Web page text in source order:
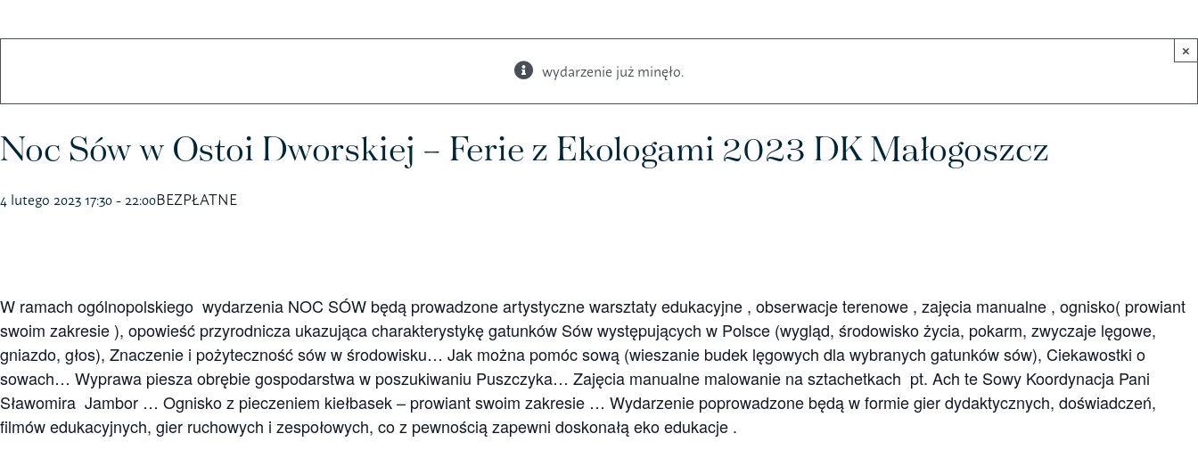
Koszulki Kubki Książki Budki i karmniki
×
wydarzenie już minęło.
Noc Sów w Ostoi Dworskiej – Ferie z Ekologami 2023 DK Małogoszcz
4 lutego 2023 17:30 - 22:00BEZPŁATNE
W ramach ogólnopolskiego wydarzenia NOC SÓW będą prowadzone artystyczne warsztaty edukacyjne , obserwacje terenowe , zajęcia manualne , ognisko( prowiant
swoim zakresie ), opowieść przyrodnicza ukazująca charakterystykę gatunków Sów występujących w Polsce (wygląd, środowisko życia, pokarm, zwyczaje lęgowe,
gniazdo, głos), Znaczenie i pożyteczność sów w środowisku… Jak można pomóc sową (wieszanie budek lęgowych dla wybranych gatunków sów), Ciekawostki o
sowach… Wyprawa piesza obrębie gospodarstwa w poszukiwaniu Puszczyka… Zajęcia manualne malowanie na sztachetkach pt. Ach te Sowy Koordynacja Pani
Sławomira Jambor … Ognisko z pieczeniem kiełbasek – prowiant swoim zakresie … Wydarzenie poprowadzone będą w formie gier dydaktycznych, doświadczeń,
filmów edukacyjnych, gier ruchowych i zespołowych, co z pewnością zapewni doskonałą eko edukacje .